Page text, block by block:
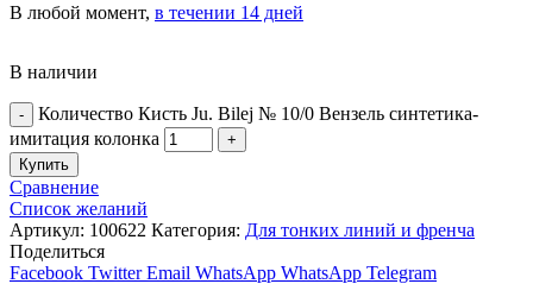
В любой момент, в течении 14 дней
В наличии
Количество Кисть Ju. Bilej № 10/0 Вензель синтетика-
имитация колонка
Купить
Сравнение
Список желаний
Артикул: 100622 Категория: Для тонких линий и френча
Поделиться
Facebook Twitter Email WhatsApp WhatsApp Telegram